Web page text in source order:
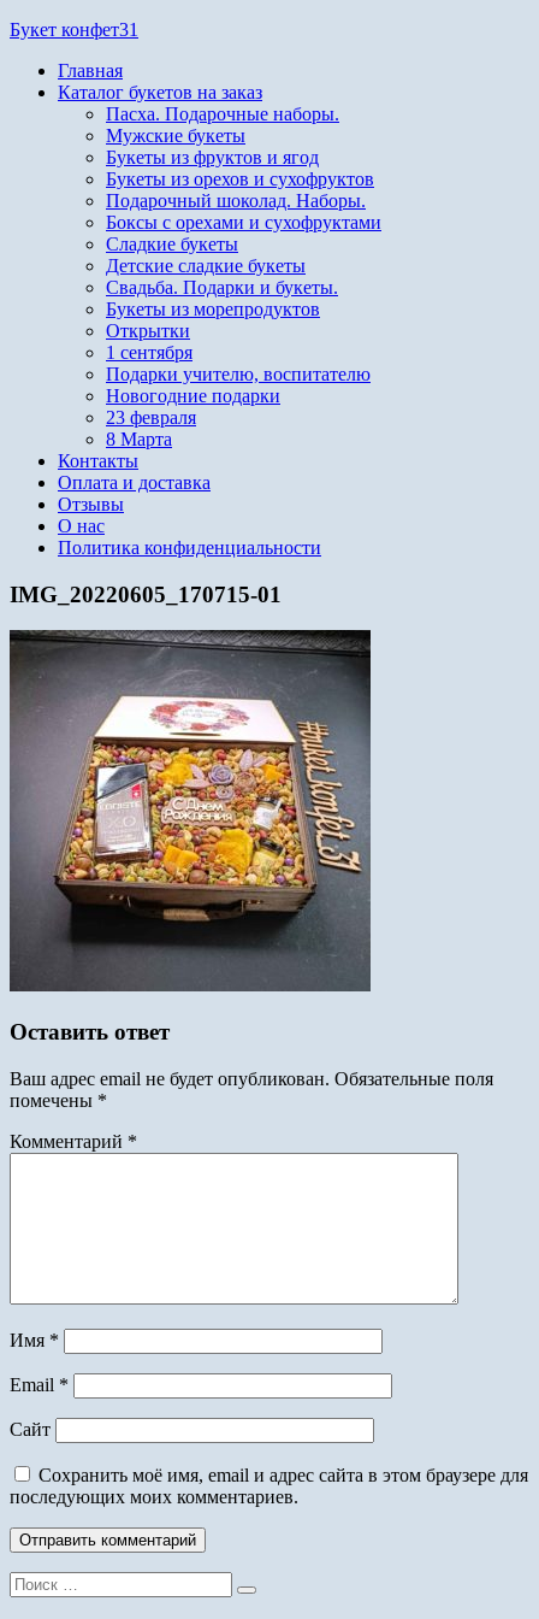
Перейти
содержимому
Букет конфет31
Главная
Каталог букетов на заказ
Пасха. Подарочные наборы.
Мужские букеты
Букеты из фруктов и ягод
Букеты из орехов и сухофруктов
Подарочный шоколад. Наборы.
Боксы с орехами и сухофруктами
Сладкие букеты
Детские сладкие букеты
Свадьба. Подарки и букеты.
Букеты из морепродуктов
Открытки
1 сентября
Подарки учителю, воспитателю
Новогодние подарки
23 февраля
8 Марта
Контакты
Оплата и доставка
Отзывы
О нас
Политика конфиденциальности
IMG_20220605_170715-01
Оставить ответ
Ваш адрес email не будет опубликован. Обязательные поля
помечены *
Комментарий *
Имя *
Email *
Сайт
Сохранить моё имя, email и адрес сайта в этом браузере для
последующих моих комментариев.
Поиск
для: